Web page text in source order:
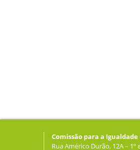
Comissão para a
Rua Américo Durão, 12A – 1º